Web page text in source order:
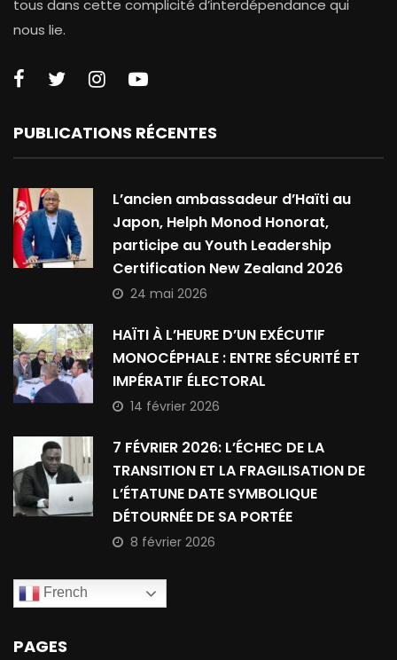
tous dans cette complicité d’interdépendance qui
nous lie.
PUBLICATIONS RÉCENTES
L’ancien ambassadeur d’Haïti au
Japon, Helph Monod Honorat,
participe au Youth Leadership
Certification New Zealand 2026
24 mai 2026
HAÏTI À L’HEURE D’UN EXÉCUTIF
MONOCÉPHALE : ENTRE SÉCURITÉ ET
IMPÉRATIF ÉLECTORAL
14 février 2026
7 FÉVRIER 2026: L’ÉCHEC DE LA
TRANSITION ET LA FRAGILISATION DE
L’ÉTATUNE DATE SYMBOLIQUE
DÉTOURNÉE DE SA PORTÉE
8 février 2026
French
PAGES